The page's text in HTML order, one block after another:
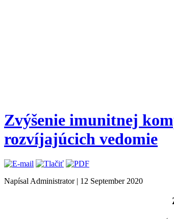
Zvýšenie imunitnej
rozvíjajúcich vedomie
Napísal Administrator | 12 September 2020